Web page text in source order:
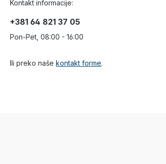
Kontakt informacije:
+381 64 821 37 05
Pon-Pet, 08:00 - 16:00
Ili preko naše kontakt forme.